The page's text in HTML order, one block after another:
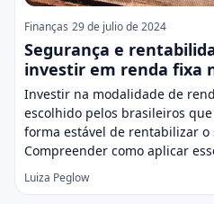
Finanças 29 de julio de 2024
Segurança e
investir em renda fixa
Investir na modalidade de
escolhido pelos brasileiros
forma estável de rentabilizar o
Compreender como aplicar
Luiza Peglow